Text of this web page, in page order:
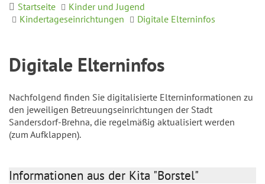
Startseite
Kinder und Jugend
Kindertageseinrichtungen
Digitale Elterninfos
Digitale Elterninfos
Nachfolgend finden Sie digitalisierte Elterninformationen zu
den jeweiligen Betreuungseinrichtungen der Stadt
Sandersdorf-Brehna, die regelmäßig aktualisiert werden
(zum Aufklappen).
Informationen aus der Kita "Borstel"